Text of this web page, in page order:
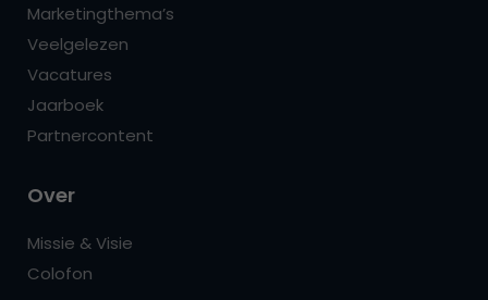
Marketingthema’s
Veelgelezen
Vacatures
Jaarboek
Partnercontent
Over
Missie & Visie
Colofon